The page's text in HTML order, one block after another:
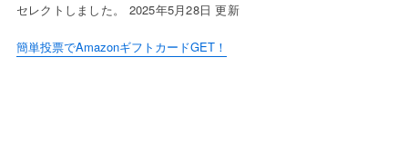
セレクトしました。 2025年5月28日 更新
簡単投票でAmazonギフトカードGET！